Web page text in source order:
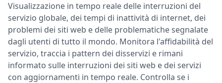
Visualizzazione in tempo reale delle interruzioni del
servizio globale, dei tempi di inattività di internet, dei
problemi dei siti web e delle problematiche segnalate
dagli utenti di tutto il mondo. Monitora l'affidabilità del
servizio, traccia i pattern dei disservizi e rimani
informato sulle interruzioni dei siti web e dei servizi
con aggiornamenti in tempo reale. Controlla se i